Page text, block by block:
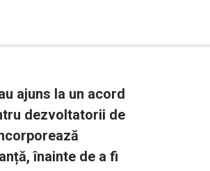
ajuns la un acord
dezvoltatorii de
înainte de a fi